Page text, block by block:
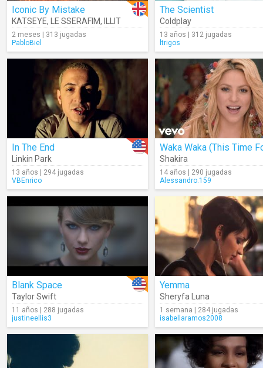
Iconic By Mistake
KATSEYE, LE SSERAFIM, ILLIT
2 meses | 313 jugadas
PabloBiel
The Scientist
Coldplay
13 años | 312 jugadas
ltrigos
In The End
Linkin Park
13 años | 294 jugadas
VBEnrico
Shakira
14 años | 290 jugadas
Alessandro.159
Blank Space
Taylor Swift
11 años | 288 jugadas
justineellis3
Yemma
Sheryfa Luna
1 semana | 284 jugadas
isabellaramos2008